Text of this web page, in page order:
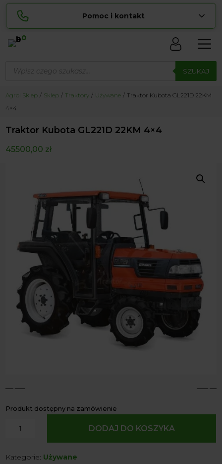
Pomoc i kontakt
Lucyna
pokaż numer
534 853 ... pokaż numer
0
produktów SZUKAJ
Agrol Sklep Sklep Traktory Używane
Traktor Kubota GL221D 22KM
4×4
Traktor Kubota GL221D 22KM 4×4
45500,00 zł
4 5
Produkt dostępny na zamówienie
GL221D
DODAJ DO KOSZYKA
Kategorie: Używane